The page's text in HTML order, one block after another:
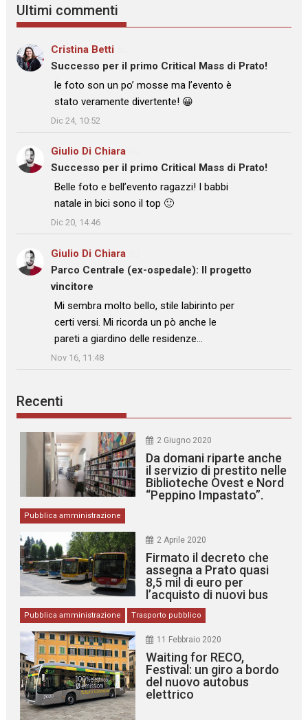
Ultimi commenti
Cristina Betti
Successo per il primo Critical Mass di Prato!
: “
le foto son un po’ mosse ma l’evento è
stato veramente divertente! 😀
”
Dic 24, 10:52
Giulio Di Chiara
Successo per il primo Critical Mass di Prato!
: “Belle foto e bell’evento ragazzi! I babbi
natale in bici sono il top 🙂
”
Dic 20, 14:46
Giulio Di Chiara
Parco Centrale (ex-ospedale): Il progetto
vincitore
: “
Mi sembra molto bello, stile labirinto per
certi versi. Mi ricorda un pò anche le
pareti a giardino delle residenze…
”
Nov 16, 11:48
Recenti
2 Giugno 2020
Da domani riparte anche
il servizio di prestito nelle
Biblioteche Ovest e Nord
“Peppino Impastato”.
Pubblica amministrazione
2 Aprile 2020
Firmato il decreto che
assegna a Prato quasi
8,5 mil di euro per
l’acquisto di nuovi bus
Pubblica amministrazione Trasporto pubblico
11 Febbraio 2020
Waiting for RECO,
Festival: un giro a bordo
del nuovo autobus
elettrico